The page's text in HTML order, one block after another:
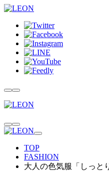
TOP
FASHION
大人の色気服「しっと